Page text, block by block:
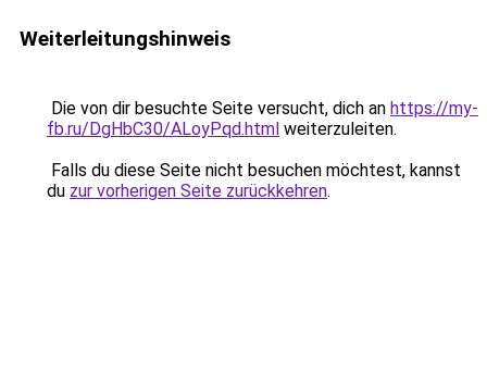
Weiterleitungshinweis
Die von dir besuchte Seite versucht, dich an https://my-
fb.ru/DgHbC30/ALoyPqd.html weiterzuleiten.
Falls du diese Seite nicht besuchen möchtest, kannst
du zur vorherigen Seite zurückkehren.